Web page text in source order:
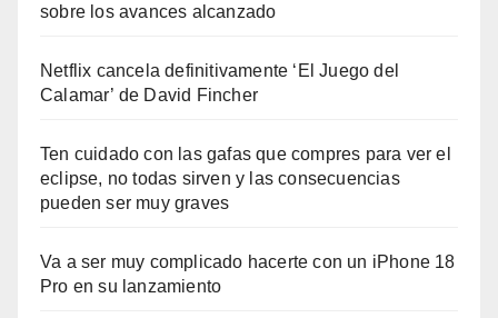
sobre los avances alcanzado
Netflix cancela definitivamente ‘El Juego del
Calamar’ de David Fincher
Ten cuidado con las gafas que compres para ver el
eclipse, no todas sirven y las consecuencias
pueden ser muy graves
Va a ser muy complicado hacerte con un iPhone 18
Pro en su lanzamiento